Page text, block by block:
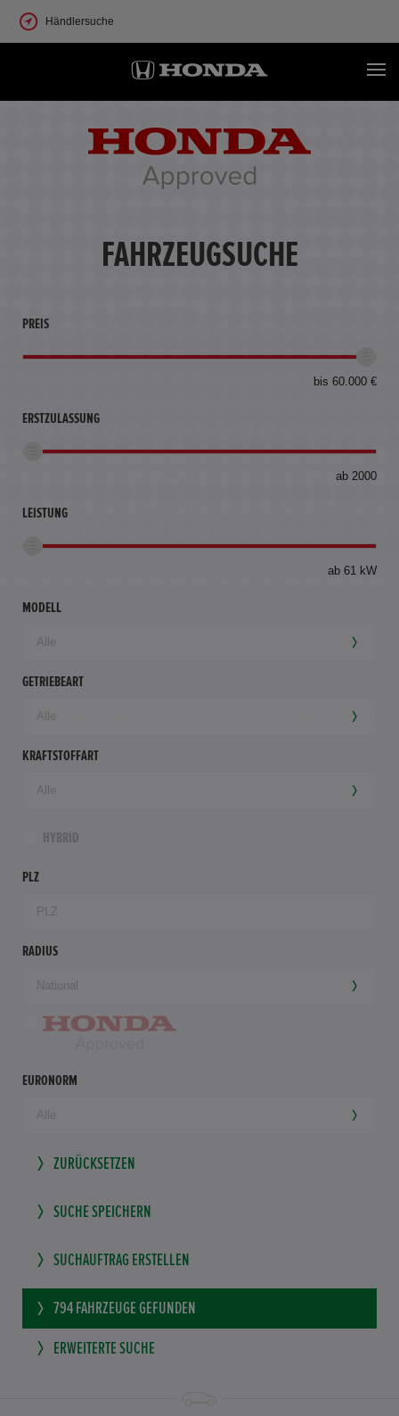
Händlersuche
FAHRZEUGSUCHE
PREIS
bis 60.000 €
ERSTZULASSUNG
ab 2000
LEISTUNG
ab 61 kW
MODELL
GETRIEBEART
KRAFTSTOFFART
HYBRID
PLZ
RADIUS
EURONORM
ZURÜCKSETZEN
SUCHE SPEICHERN
SUCHAUFTRAG ERSTELLEN
794 FAHRZEUGE GEFUNDEN
ERWEITERTE SUCHE